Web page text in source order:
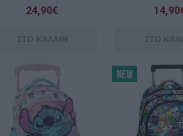
24,90€